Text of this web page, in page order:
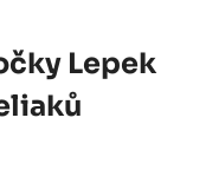
Lepek